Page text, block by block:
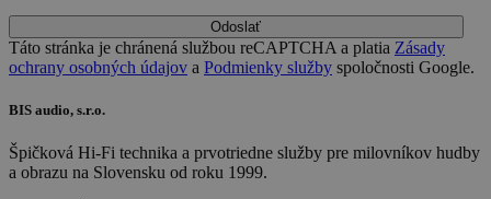
Odoslať
Táto stránka je chránená službou reCAPTCHA a platia Zásady
ochrany osobných údajov a Podmienky služby spoločnosti Google.
BIS audio, s.r.o.
Špičková Hi-Fi technika a prvotriedne služby pre milovníkov hudby
a obrazu na Slovensku od roku 1999.